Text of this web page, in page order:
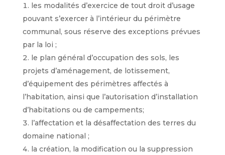
les modalités d’exercice de tout droit d’usage
pouvant s’exercer à l’intérieur du périmètre
communal, sous réserve des exceptions prévues
par la loi ;
le plan général d’occupation des sols, les
projets d’aménagement, de lotissement,
d’équipement des périmètres affectés à
l’habitation, ainsi que l’autorisation d’installation
d’habitations ou de campements;
l’affectation et la désaffectation des terres du
domaine national ;
la création, la modification ou la suppression